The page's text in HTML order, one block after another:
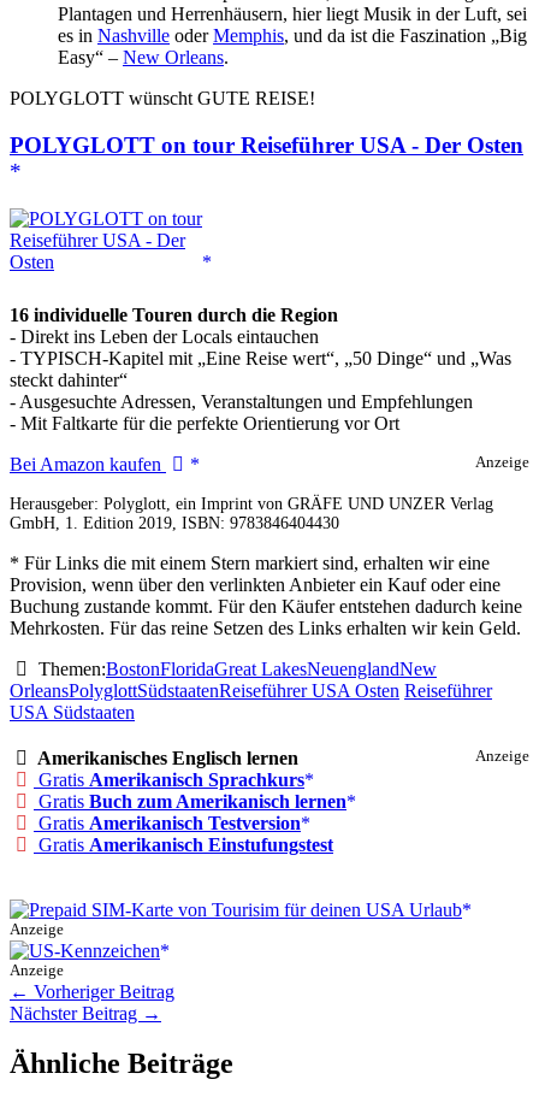
Plantagen und Herrenhäusern, hier liegt Musik in der Luft, sei
es in Nashville oderMemphis, und da ist die Faszination „Big
Easy“ – New Orleans.
POLYGLOTT wünscht GUTE REISE!
POLYGLOTT on tour Reiseführer USA - Der Osten
16 individuelle Touren durch die Region
- Direkt ins Leben der Locals eintauchen
- TYPISCH-Kapitel mit „Eine Reise wert“, „50 Dinge“ und „Was
steckt dahinter“
- Ausgesuchte Adressen, Veranstaltungen und Empfehlungen
- Mit Faltkarte für die perfekte Orientierung vor Ort
Anzeige
POLYGLOTT
tour
Reiseführer
Der
Osten
Bei Amazon kaufen
Herausgeber: Polyglott, ein Imprint von GRÄFE UND UNZER Verlag
GmbH, 1. Edition 2019, ISBN: 9783846404430
* Für Links die mit einem Stern markiert sind, erhalten wir eine
Provision, wenn über den verlinkten Anbieter ein Kauf oder eine
Buchung zustande kommt. Für den Käufer entstehen dadurch keine
Mehrkosten. Für das reine Setzen des Links erhalten wir kein Geld.
Themen:BostonFloridaGreat LakesNeuenglandNew
OrleansPolyglottSüdstaatenReiseführer USA Osten Reiseführer
USA Südstaaten
Anzeige
Amerikanisches Englisch lernen
Gratis Amerikanisch Sprachkurs
Gratis Buch zum Amerikanisch lernen
Gratis Amerikanisch Testversion
Gratis Amerikanisch Einstufungstest
Anzeige
Anzeige
← Vorheriger Beitrag
Nächster Beitrag →
Ähnliche Beiträge